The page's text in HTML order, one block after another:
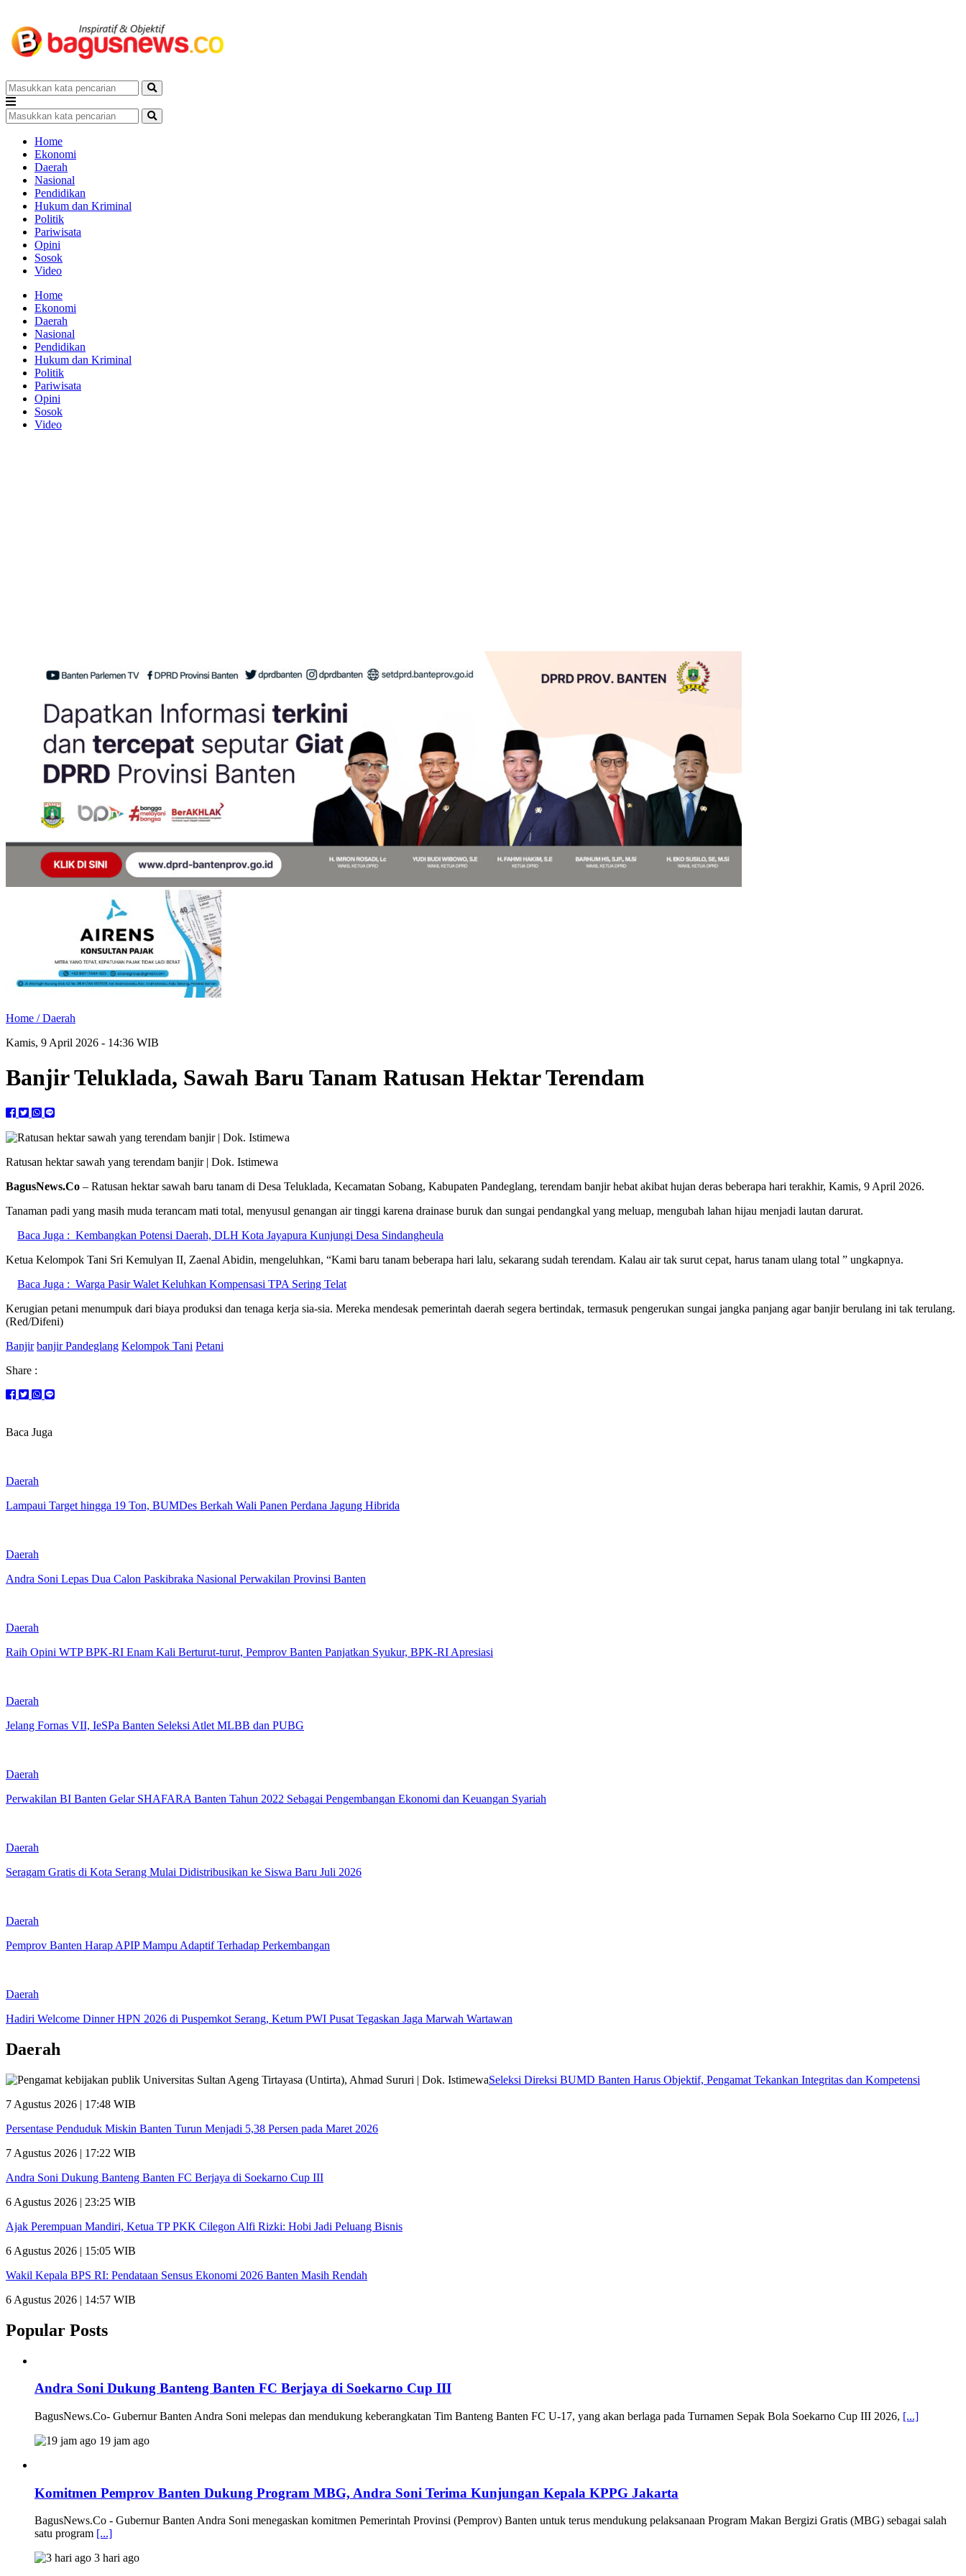
Home
Ekonomi
Daerah
Nasional
Pendidikan
Hukum dan Kriminal
Politik
Pariwisata
Opini
Sosok
Video
Home
Ekonomi
Daerah
Nasional
Pendidikan
Hukum dan Kriminal
Politik
Pariwisata
Opini
Sosok
Video
Home /Daerah
Kamis, 9 April 2026 - 14:36 WIB
Banjir Teluklada, Sawah Baru Tanam Ratusan Hektar Terendam
Ratusan hektar sawah yang terendam banjir | Dok. Istimewa
BagusNews.Co – Ratusan hektar sawah baru tanam di Desa Teluklada, Kecamatan Sobang, Kabupaten Pandeglang, terendam banjir hebat akibat hujan deras beberapa hari terakhir, Kamis, 9 April 2026.
Tanaman padi yang masih muda terancam mati total, menyusul genangan air tinggi karena drainase buruk dan sungai pendangkal yang meluap, mengubah lahan hijau menjadi lautan darurat.
Baca Juga : Kembangkan Potensi Daerah, DLH Kota Jayapura Kunjungi Desa Sindangheula
Ketua Kelompok Tani Sri Kemulyan II, Zaenal Abidin, mengeluhkan, “Kami baru tanam beberapa hari lalu, sekarang sudah terendam. Kalau air tak surut cepat, harus tanam ulang total ” ungkapnya.
Baca Juga : Warga Pasir Walet Keluhkan Kompensasi TPA Sering Telat
Kerugian petani menumpuk dari biaya produksi dan tenaga kerja sia-sia. Mereka mendesak pemerintah daerah segera bertindak, termasuk pengerukan sungai jangka panjang agar banjir berulang ini tak terulang.
(Red/Difeni)
Banjir banjir Pandeglang Kelompok Tani Petani
Share :
Baca Juga
Daerah
Lampaui Target hingga 19 Ton, BUMDes Berkah Wali Panen Perdana Jagung Hibrida
Daerah
Andra Soni Lepas Dua Calon Paskibraka Nasional Perwakilan Provinsi Banten
Daerah
Raih Opini WTP BPK-RI Enam Kali Berturut-turut, Pemprov Banten Panjatkan Syukur, BPK-RI Apresiasi
Daerah
Jelang Fornas VII, IeSPa Banten Seleksi Atlet MLBB dan PUBG
Daerah
Perwakilan BI Banten Gelar SHAFARA Banten Tahun 2022 Sebagai Pengembangan Ekonomi dan Keuangan Syariah
Daerah
Seragam Gratis di Kota Serang Mulai Didistribusikan ke Siswa Baru Juli 2026
Daerah
Pemprov Banten Harap APIP Mampu Adaptif Terhadap Perkembangan
Daerah
‎Hadiri Welcome Dinner HPN 2026 di Puspemkot Serang, Ketum PWI Pusat Tegaskan Jaga Marwah Wartawan
Daerah
Seleksi Direksi BUMD Banten Harus Objektif, Pengamat Tekankan Integritas dan Kompetensi
7 Agustus 2026 | 17:48 WIB
Persentase Penduduk Miskin Banten Turun Menjadi 5,38 Persen pada Maret 2026
7 Agustus 2026 | 17:22 WIB
Andra Soni Dukung Banteng Banten FC Berjaya di Soekarno Cup III
6 Agustus 2026 | 23:25 WIB
Ajak Perempuan Mandiri, Ketua TP PKK Cilegon Alfi Rizki: Hobi Jadi Peluang Bisnis
6 Agustus 2026 | 15:05 WIB
Wakil Kepala BPS RI: Pendataan Sensus Ekonomi 2026 Banten Masih Rendah
6 Agustus 2026 | 14:57 WIB
Popular Posts
Andra Soni Dukung Banteng Banten FC Berjaya di Soekarno Cup III
BagusNews.Co- Gubernur Banten Andra Soni melepas dan mendukung keberangkatan Tim Banteng Banten FC U-17, yang akan berlaga pada Turnamen Sepak Bola Soekarno Cup III 2026, [...]
19 jam ago
Komitmen Pemprov Banten Dukung Program MBG, Andra Soni Terima Kunjungan Kepala KPPG Jakarta
BagusNews.Co - Gubernur Banten Andra Soni menegaskan komitmen Pemerintah Provinsi (Pemprov) Banten untuk terus mendukung pelaksanaan Program Makan Bergizi Gratis (MBG) sebagai salah
satu program [...]
3 hari ago